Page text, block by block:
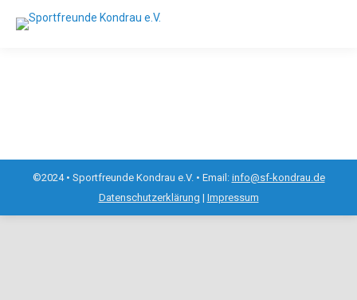
©2024 • Sportfreunde Kondrau e.V. • Email: info@sf-kondrau.de
Datenschutzerklärung | Impressum